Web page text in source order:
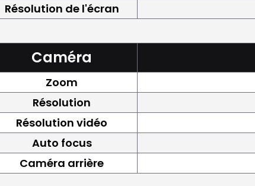
Résolution de l'écran
Caméra
Zoom
Résolution
Résolution vidéo
Auto focus
Caméra arrière